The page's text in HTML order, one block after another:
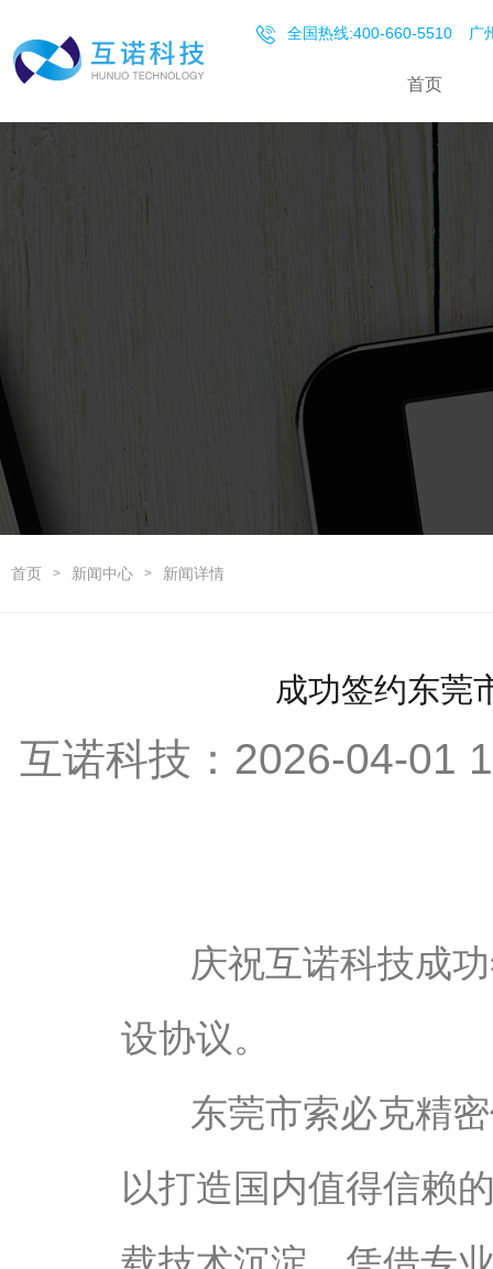
全国热线:400-660-5510 广
首页
首页 > 新闻中心 > 新闻详情
成功签约东莞
互诺科技：2026-04-
庆祝互诺科技成功
设协议。
东莞市索必克精
以打造国内值得信赖